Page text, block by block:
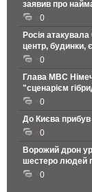
заявив про
0
Росія
центр, будинки,
0
Глава МВС
"сценарієм
0
До Києва
0
Ворожий дрон
шестеро людей
0